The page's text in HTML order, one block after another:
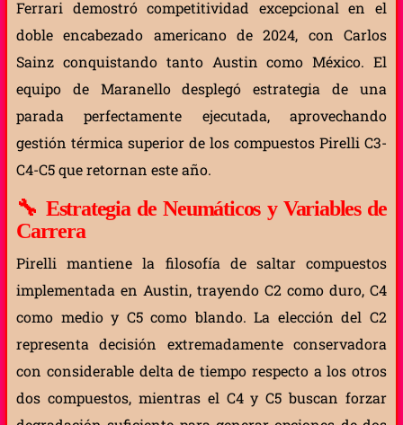
Ferrari demostró competitividad excepcional en el
doble encabezado americano de 2024, con Carlos
Sainz conquistando tanto Austin como México. El
equipo de Maranello desplegó estrategia de una
parada perfectamente ejecutada, aprovechando
gestión térmica superior de los compuestos Pirelli C3-
C4-C5 que retornan este año.
🔧 Estrategia de Neumáticos y Variables de
Carrera
Pirelli mantiene la filosofía de saltar compuestos
implementada en Austin, trayendo C2 como duro, C4
como medio y C5 como blando. La elección del C2
representa decisión extremadamente conservadora
con considerable delta de tiempo respecto a los otros
dos compuestos, mientras el C4 y C5 buscan forzar